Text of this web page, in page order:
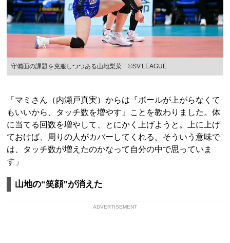
守備面の課題を克服しつつある山地梨菜 ©︎SV.LEAGUE
「マミさん（内瀬戸真実）からは『ボールが上がらなくて
もいいから、タッチ数を増やす』ことを教わりました。体
に当てる回数を増やして、とにかく上げようと。上に上げ
ておけば、周りの人がカバーしてくれる。そういう意味で
は、タッチ数が増えたのかなって自分の中で思っていま
す」
山地の“笑顔”が消えた
ADVERTISEMENT